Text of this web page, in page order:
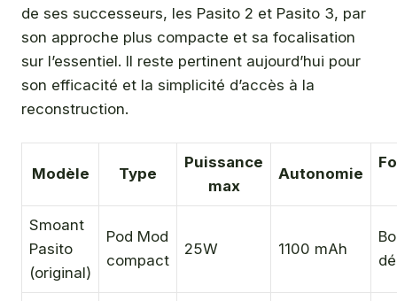
de ses successeurs, les Pasito 2 et Pasito 3, par
son approche plus compacte et sa focalisation
sur l’essentiel. Il reste pertinent aujourd’hui pour
son efficacité et la simplicité d’accès à la
reconstruction.
Modèle Type
Puissance
max
Autonomie
Smoant
Pasito
(original)
Pod Mod
compact
25W 1100 mAh